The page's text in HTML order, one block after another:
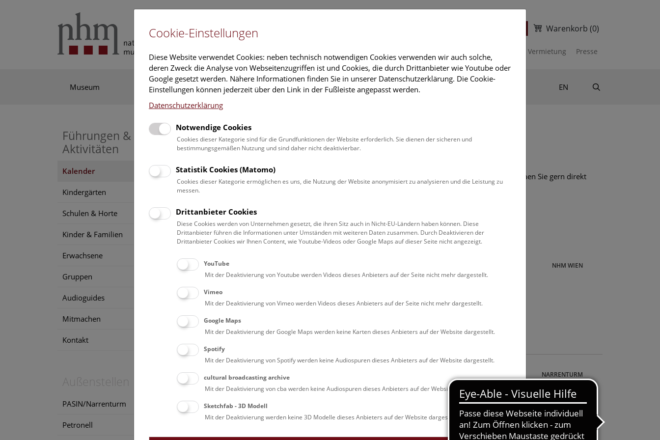
Warenkorb (0)
Vermietung Presse
Museum Ausstellung Forschung Führungen & Aktivitäten Deck 50 EN
Führungen &
Aktivitäten
Kalender
Kindergärten
Schulen & Horte
Kinder & Familien
Erwachsene
Gruppen
Audioguides
Mitmachen
Kontakt
Außenstellen
PASIN/Narrenturm
Petronell
Kalender
Hier finden Sie die aktuellen Veranstaltungen des heutigen Tages. Für mehr Informationen besuchen Sie gern direkt
unsererVeranstaltungsprogramm .
7. August 2026
Fr 7.8.
Augmented Reality Show:
Eine Zeitreise für Familien durch die Welt der
hautnah zu erleben!
NHM WIEN
Fr 7.8.
12:00 – 12:45
NHM Narrenturm: Guided Tour
The introductory tour of the study collection
showcases selected specimens relating to various
diseases such as tuberculosis, syphilis and
NARRENTURM
Cookie-Einstellungen
Diese Website verwendet Cookies: neben technisch notwendigen Cookies verwenden wir auch solche,
deren Zweck die Analyse von Webseitenzugriffen ist und Cookies, die durch Drittanbieter wie Youtube oder
Google gesetzt werden. Nähere Informationen finden Sie in unserer Datenschutzerklärung. Die Cookie-
Einstellungen können jederzeit über den Link in der Fußleiste angepasst werden.
Datenschutzerklärung
Notwendige Cookies
Cookies dieser Kategorie sind für die Grundfunktionen der Website erforderlich. Sie dienen der sicheren und
bestimmungsgemäßen Nutzung und sind daher nicht deaktivierbar.
Statistik Cookies (Matomo)
Cookies dieser Kategorie ermöglichen es uns, die Nutzung der Website anonymisiert zu analysieren und die Leistung zu
messen.
Drittanbieter Cookies
Diese Cookies werden von Unternehmen gesetzt, die ihren Sitz auch in Nicht-EU-Ländern haben können. Diese
Drittanbieter führen die Informationen unter Umständen mit weiteren Daten zusammen. Durch Deaktivieren der
Drittanbieter Cookies wir Ihnen Content, wie Youtube-Videos oder Google Maps auf dieser Seite nicht angezeigt.
YouTube
Mit der Deaktivierung von Youtube werden Videos dieses Anbieters auf der Seite nicht mehr dargestellt.
Vimeo
Mit der Deaktivierung von Vimeo werden Videos dieses Anbieters auf der Seite nicht mehr dargestellt.
Google Maps
Mit der Deaktivierung der Google Maps werden keine Karten dieses Anbieters auf der Website dargestellt.
Spotify
Mit der Deaktivierung von Spotify werden keine Audiospuren dieses Anbieters auf der Website dargestellt.
cultural broadcasting archive
Mit der Deaktivierung von cba werden keine Audiospuren dieses Anbieters auf der Website dargestellt.
Sketchfab - 3D Modell
Mit der Deaktivierung werden keine 3D Modelle dieses Anbieters auf der Website dargestellt.